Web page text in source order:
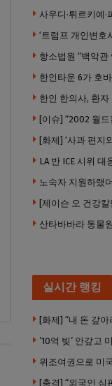
항소법원 “백악관
산타바바라 동물
실시간 랭킹